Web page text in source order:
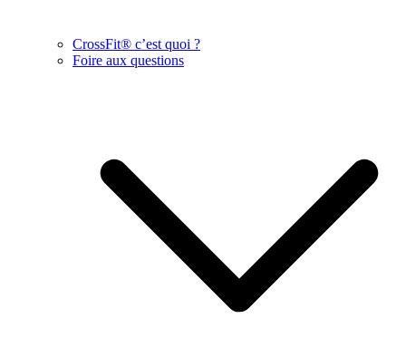
CrossFit® c’est quoi ?
Foire aux questions